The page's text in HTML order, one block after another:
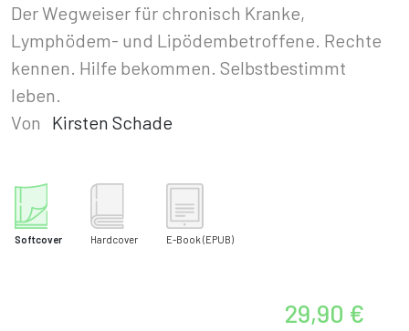
Der Wegweiser für chronisch Kranke,
Lymphödem- und Lipödembetroffene. Rechte
kennen. Hilfe bekommen. Selbstbestimmt
leben.
Von
Kirsten Schade
Softcover Hardcover E-Book (EPUB)
29,90 €